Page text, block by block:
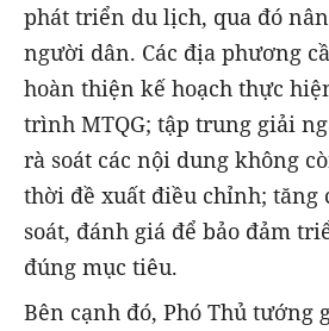
phát triển du lịch, qua đó
người dân. Các địa phương
hoàn thiện kế hoạch thực
trình MTQG; tập trung giải
rà soát các nội dung không
thời đề xuất điều chỉnh; tăng
soát, đánh giá để bảo đảm
đúng mục tiêu.
Bên cạnh đó, Phó Thủ tướng